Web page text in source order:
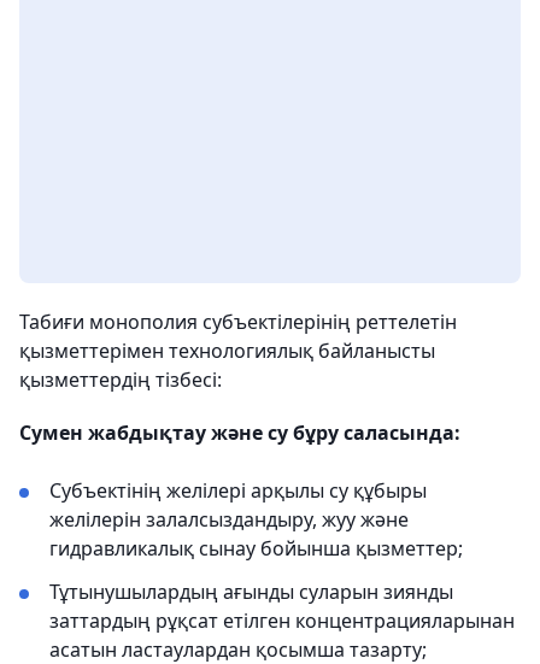
Табиғи монополия субъектілерінің реттелетін
қызметтерімен технологиялық байланысты
қызметтердің тізбесі:
Сумен жабдықтау және су бұру саласында:
Субъектінің желілері арқылы су құбыры
желілерін залалсыздандыру, жуу және
гидравликалық сынау бойынша қызметтер;
Тұтынушылардың ағынды суларын зиянды
заттардың рұқсат етілген концентрацияларынан
асатын ластаулардан қосымша тазарту;